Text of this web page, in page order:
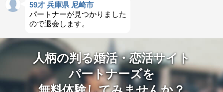
59才 兵庫県 尼崎市
パートナーが見つかりました
ので退会します。
人柄の判る婚活・恋活サイト
パートナーズを